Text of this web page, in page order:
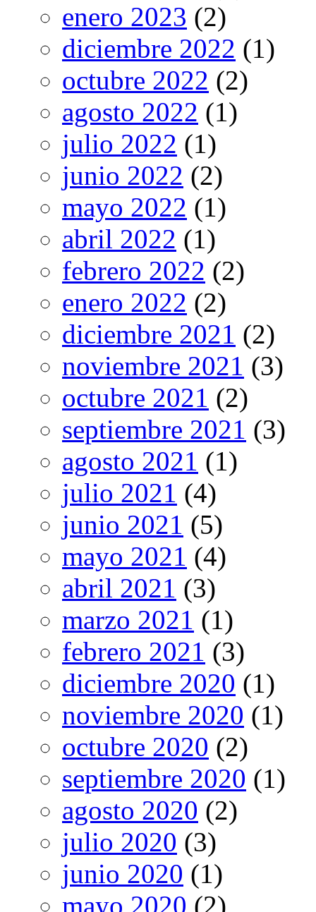
enero 2023 (2)
diciembre 2022 (1)
octubre 2022 (2)
agosto 2022 (1)
julio 2022 (1)
junio 2022 (2)
mayo 2022 (1)
abril 2022 (1)
febrero 2022 (2)
enero 2022 (2)
diciembre 2021 (2)
noviembre 2021 (3)
octubre 2021 (2)
septiembre 2021 (3)
agosto 2021 (1)
julio 2021 (4)
junio 2021 (5)
mayo 2021 (4)
abril 2021 (3)
marzo 2021 (1)
febrero 2021 (3)
diciembre 2020 (1)
noviembre 2020 (1)
octubre 2020 (2)
septiembre 2020 (1)
agosto 2020 (2)
julio 2020 (3)
junio 2020 (1)
mayo 2020 (2)